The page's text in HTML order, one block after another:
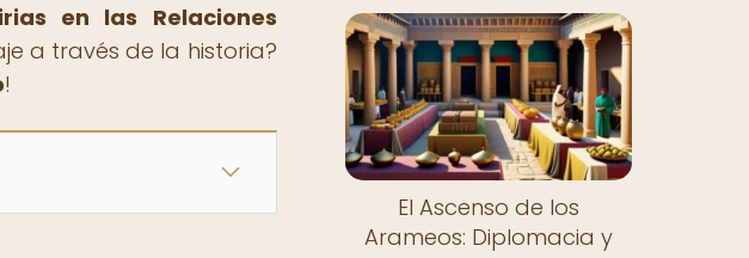
en las Relaciones
a través de la historia?
!
El Ascenso de los
Arameos: Diplomacia y